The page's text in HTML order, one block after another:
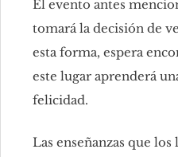
El evento antes
tomará la decisión de
esta forma, espera
este lugar aprenderá
felicidad.
Las enseñanzas que